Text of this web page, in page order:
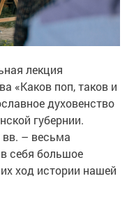
лекция
«Каков поп, таков и
духовенство
губернии.
вв. – весьма
себя большое
ход истории нашей